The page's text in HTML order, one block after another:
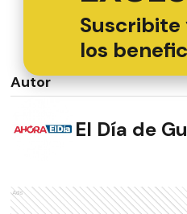
los
Autor
El Día de
Ads